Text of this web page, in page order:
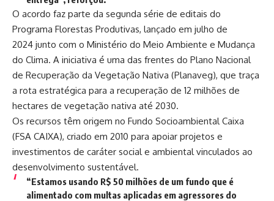
O acordo faz parte da segunda série de editais do
Programa Florestas Produtivas, lançado em julho de
2024 junto com o Ministério do Meio Ambiente e Mudança
do Clima. A iniciativa é uma das frentes do Plano Nacional
de Recuperação da Vegetação Nativa (Planaveg), que traça
a rota estratégica para a recuperação de 12 milhões de
hectares de vegetação nativa até 2030.
Os recursos têm origem no Fundo Socioambiental Caixa
(FSA CAIXA), criado em 2010 para apoiar projetos e
investimentos de caráter social e ambiental vinculados ao
desenvolvimento sustentável.
“Estamos usando R$ 50 milhões de um fundo que é
alimentado com multas aplicadas em agressores do